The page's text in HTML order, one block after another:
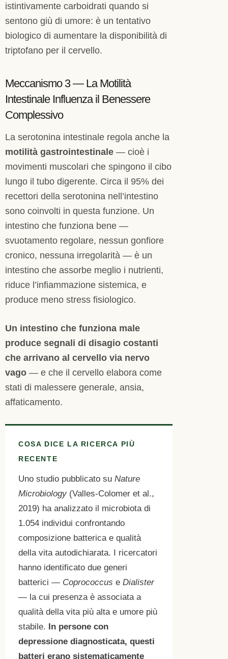
istintivamente carboidrati quando si
sentono giù di umore: è un tentativo
biologico di aumentare la disponibilità di
triptofano per il cervello.
Meccanismo 3 — La Motilità
Intestinale Influenza il Benessere
Complessivo
La serotonina intestinale regola anche la
motilità gastrointestinale — cioè i
movimenti muscolari che spingono il cibo
lungo il tubo digerente. Circa il 95% dei
recettori della serotonina nell’intestino
sono coinvolti in questa funzione. Un
intestino che funziona bene —
svuotamento regolare, nessun gonfiore
cronico, nessuna irregolarità — è un
intestino che assorbe meglio i nutrienti,
riduce l’infiammazione sistemica, e
produce meno stress fisiologico.
Un intestino che funziona male
produce segnali di disagio costanti
che arrivano al cervello via nervo
vago — e che il cervello elabora come
stati di malessere generale, ansia,
affaticamento.
COSA DICE LA RICERCA PIÙ
RECENTE
Uno studio pubblicato su Nature
Microbiology (Valles-Colomer et al.,
2019) ha analizzato il microbiota di
1.054 individui confrontando
composizione batterica e qualità
della vita autodichiarata. I ricercatori
hanno identificato due generi
batterici — Coprococcus e Dialister
— la cui presenza è associata a
qualità della vita più alta e umore più
stabile. In persone con
depressione diagnosticata, questi
batteri erano sistematicamente